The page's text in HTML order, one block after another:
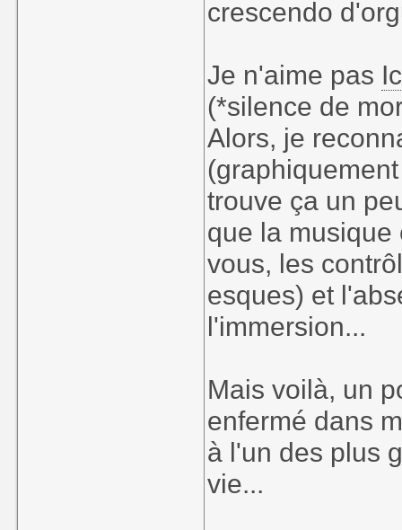
crescendo
Je n'aime pas
(*silence de
Alors, je
trouve ça un
que la musique
vous, les
esques) et
l'immersion...
Mais voilà, un
enfermé dans
à l'un des plus
vie...